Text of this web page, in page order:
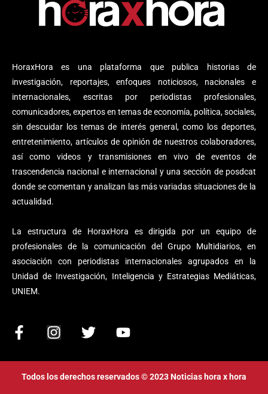
HoraxHora es una plataforma que publica historias de
investigación, reportajes, enfoques noticiosos, nacionales e
internacionales, escritas por periodistas profesionales,
comunicadores, expertos en temas de economía, política, sociales,
sin descuidar los temas de interés general, como los deportes,
entretenimiento, artículos de opinión de nuestros colaboradores,
así como videos y transmisiones en vivo de eventos de
trascendencia nacional e internacional y una sección de posdcat
donde se comentan y analizan las más variadas situaciones de la
actualidad.
La estructura de HoraxHora es dirigida por un equipo de
profesionales de la comunicación del Grupo Multidiarios, en
asociación con periodistas internacionales agrupados en la
Unidad de Investigación, Inteligencia y Estrategias Mediáticas,
UNIEM.
F
c
e
I
s
t
T
i
t
Y
u
t
Todos los derechos reservados © 2023 Noticias hora x hora